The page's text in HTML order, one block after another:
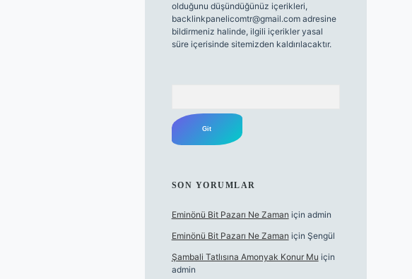
olduğunu düşündüğünüz içerikleri,
backlinkpanelicomtr@gmail.comadresine
bildirmeniz halinde, ilgili içerikler yasal
süre içerisinde sitemizden kaldırılacaktır.
SON YORUMLAR
Eminönü Bit Pazarı Ne Zaman için admin
Eminönü Bit Pazarı Ne Zaman için Şengül
Şambali Tatlısına Amonyak Konur Mu için
admin